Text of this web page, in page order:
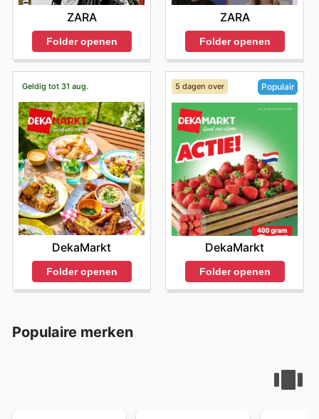
ZARA
Folder openen
ZARA
Folder openen
Geldig tot 31 aug.
DekaMarkt
Folder openen
5 dagen over Populair
DekaMarkt
Folder openen
Populaire merken